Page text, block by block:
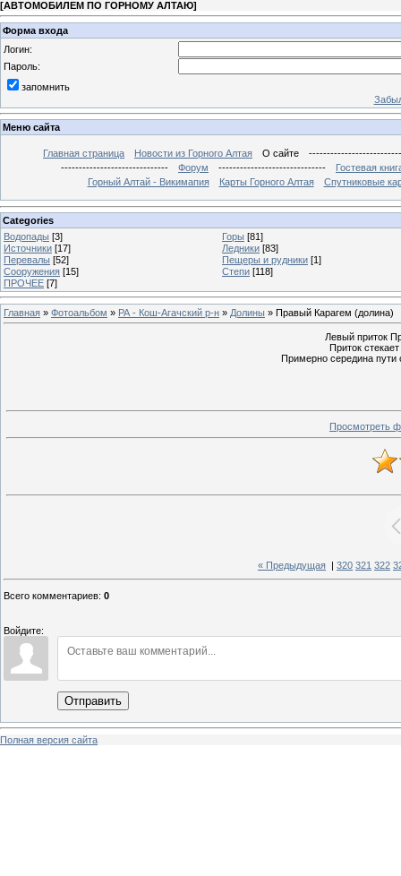
[АВТОМОБИЛЕМ ПО ГОРНОМУ АЛТАЮ]
Форма входа
Логин:
Пароль:
запомнить
Меню сайта
Главная страница Новости из Горного Алтая О сайте
------------------------------
Форум ------------------------------
Гостевая
Горный Алтай - Викимапия
Карты Горного Алтая Спутниковые
Categories
Водопады [3] Горы [81]
Источники [17] Ледники [83]
Перевалы [52] Пещеры и рудники [1]
Сооружения [15] Степи [118]
ПРОЧЕЕ [7]
Главная » Фотоальбом » РА - Кош-Агачский р-н » Долины » Правый Карагем (долина)
Левый приток
Приток
Примерно середина
Просмотреть
« Предыдущая 320 321 322
Всего комментариев: 0
Войдите:
Отправить
Полная версия сайта